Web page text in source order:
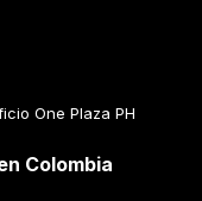
One Plaza PH
Colombia